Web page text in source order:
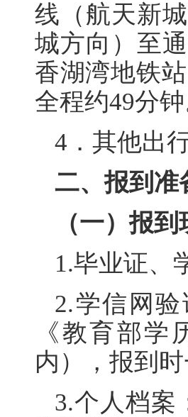
线（航天新
城方向）至
香湖湾地铁
全程约49分钟
4．其他出
二、报到准
（一）报
1.毕业证、
2.学信网
《教育部
内），报到时
3.个人档案